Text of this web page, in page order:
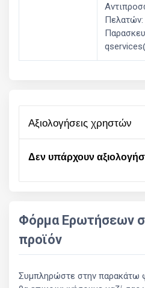
αξιολογήσεις χρηστών
Δεν υπάρχουν
Φόρμα Ερωτήσεων
προϊόν
Συμπληρώστε στην παρακάτω